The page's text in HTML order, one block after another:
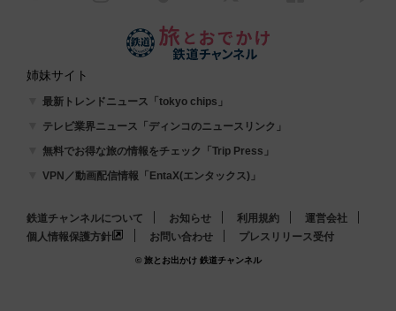
姉妹サイト
最新トレンドニュース「tokyo chips」
テレビ業界ニュース「ディンコのニュースリンク」
無料でお得な旅の情報をチェック「Trip Press」
VPN／動画配信情報「EntaX(エンタックス)」
鉄道チャンネルについて お知らせ 利用規約
運営会社
個人情報保護方針
お問い合わせ プレスリリース受付
© 旅とお出かけ 鉄道チャンネル